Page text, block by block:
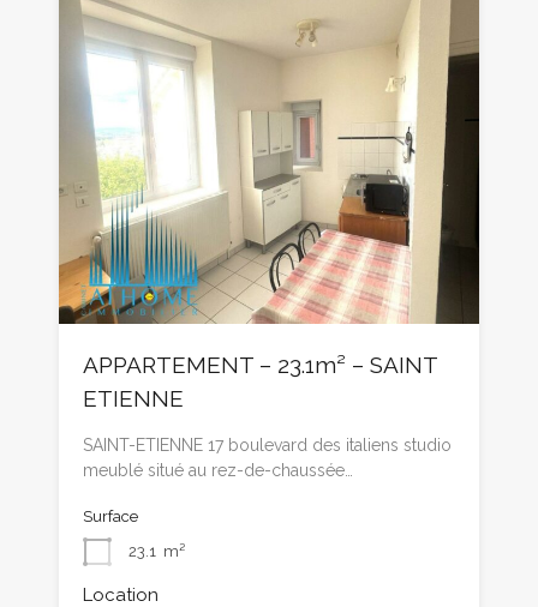
APPARTEMENT – 23.1m² – SAINT
ETIENNE
SAINT-ETIENNE 17 boulevard des italiens studio
meublé situé au rez-de-chaussée…
Surface
23.1 m²
Location